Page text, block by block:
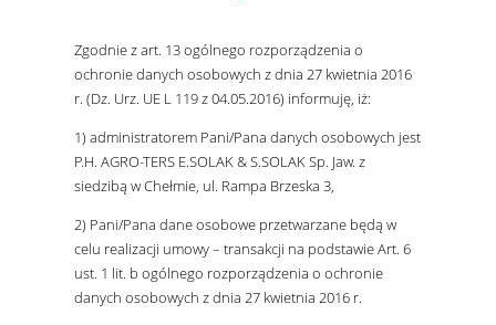
Zgodnie z art. 13 ogólnego rozporządzenia o
ochronie danych osobowych z dnia 27 kwietnia 2016
r. (Dz. Urz. UE L 119 z 04.05.2016) informuję, iż:
1) administratorem Pani/Pana danych osobowych jest
P.H. AGRO-TERS E.SOLAK & S.SOLAK Sp. Jaw. z
siedzibą w Chełmie, ul. Rampa Brzeska 3,
2) Pani/Pana dane osobowe przetwarzane będą w
celu realizacji umowy – transakcji na podstawie Art. 6
ust. 1 lit. b ogólnego rozporządzenia o ochronie
danych osobowych z dnia 27 kwietnia 2016 r.